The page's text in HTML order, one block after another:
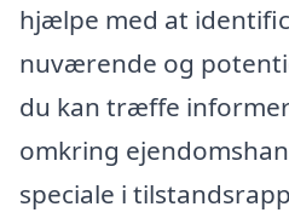
hjælpe med at
nuværende og
du kan træffe
omkring
speciale i